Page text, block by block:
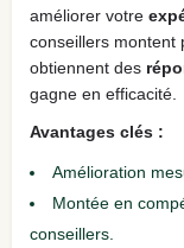
améliorer votre
conseillers montent
obtiennent des
gagne en efficacité.
Avantages clés :
Amélioration
Montée en
conseillers.